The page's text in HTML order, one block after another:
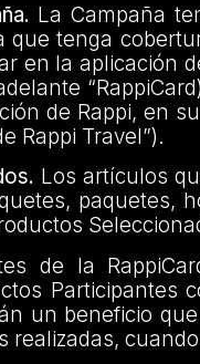
La Campaña
que tenga
en la aplicación
de Rappi, en
Rappi Travel”).
Los artículos
paquetes,
de la
Participantes
un beneficio
realizadas,